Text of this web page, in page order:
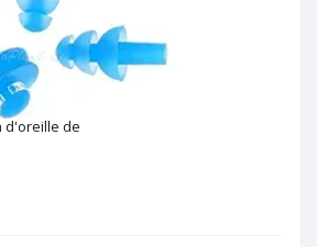
d'oreille de